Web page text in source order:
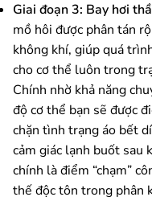
Giai đoạn 3: Bay hơi
mồ hôi được phân tán
không khí, giúp quá
cho cơ thể luôn trong
Chính nhờ khả năng
độ cơ thể bạn sẽ được
chặn tình trạng áo bết
cảm giác lạnh buốt sau
chính là điểm “chạm”
thế độc tôn trong phân